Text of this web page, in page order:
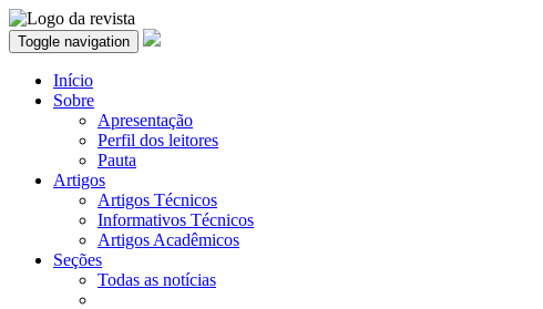
Toggle navigation
Início
Sobre
Apresentação
Perfil dos leitores
Pauta
Artigos
Artigos Técnicos
Informativos Técnicos
Artigos Acadêmicos
Seções
Todas as notícias